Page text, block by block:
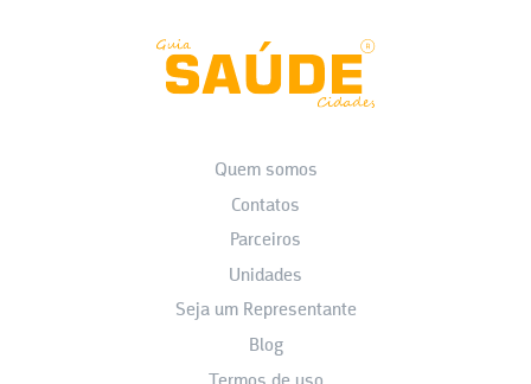
Quem somos
Contatos
Parceiros
Unidades
Seja um Representante
Blog